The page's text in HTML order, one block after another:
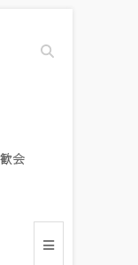
Search